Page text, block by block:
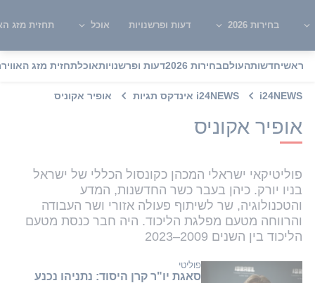
בחירות 2026 דעות ופרשנויות אוכל תחזית מזג
ראשיחדשותהעולםבחירות 2026 דעות ופרשנויותאוכלתחזית מזג האוויר
i24NEWS i24NEWS אינדקס תגיות אופיר אקוניס
אופיר אקוניס
פוליטיקאי ישראלי המכהן כקונסול הכללי של ישראל
בניו יורק. כיהן בעבר כשר החדשנות, המדע
והטכנולוגיה, שר לשיתוף פעולה אזורי ושר העבודה
והרווחה מטעם מפלגת הליכוד. היה חבר כנסת מטעם
הליכוד בין השנים 2009–2023
פוליטי
סאגת יו"ר קרן היסוד: נתניהו נכנע